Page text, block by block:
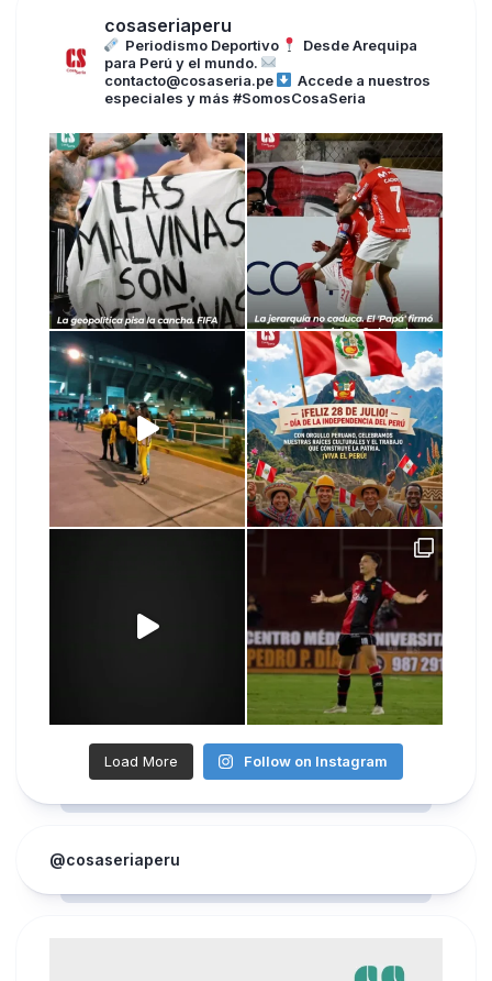
cosaseriaperu
Periodismo Deportivo
Desde Arequipa
para Perú y el mundo.
contacto@cosaseria.pe
Accede a nuestros
especiales y más #SomosCosaSeria
Load More Follow on Instagram
@cosaseriaperu